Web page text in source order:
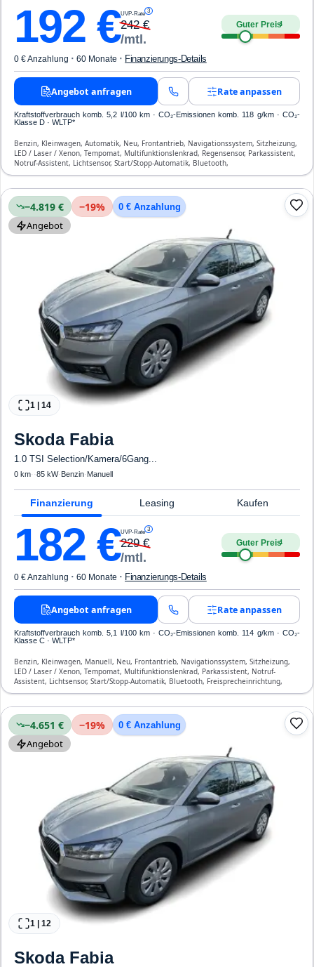
192 €UVP-Rate 3
242€
/mtl.
Guter Preis4
0 € Anzahlung · 60 Monate · Finanzierungs-Details
Angebot anfragen Rate anpassen
Kraftstoffverbrauch komb. 5,2 l/100 km · CO₂-Emissionen komb. 118 g/km · CO₂-
Klasse D · WLTP*
Benzin, Kleinwagen, Automatik, Neu, Frontantrieb, Navigationssystem, Sitzheizung,
LED / Laser / Xenon, Tempomat, Multifunktionslenkrad, Regensensor, Parkassistent,
Notruf-Assistent, Lichtsensor, Start/Stopp-Automatik, Bluetooth,
Freisprecheinrichtung, Verkehrszeichen-Erkennung, ESP, ABS, Klimaanlage, Front-,
−4.819 € −19% 0 € Anzahlung
Angebot
1 14
Skoda Fabia
1.0 TSI Selection/Kamera/6Gang...
0 km· ·85 kW· Benzin· Manuell
Finanzierung Leasing Kaufen
182 €UVP-Rate 3
229€
/mtl.
Guter Preis4
0 € Anzahlung · 60 Monate · Finanzierungs-Details
Angebot anfragen Rate anpassen
Kraftstoffverbrauch komb. 5,1 l/100 km · CO₂-Emissionen komb. 114 g/km · CO₂-
Klasse C · WLTP*
Benzin, Kleinwagen, Manuell, Neu, Frontantrieb, Navigationssystem, Sitzheizung,
LED / Laser / Xenon, Tempomat, Multifunktionslenkrad, Parkassistent, Notruf-
Assistent, Lichtsensor, Start/Stopp-Automatik, Bluetooth, Freisprecheinrichtung,
Verkehrszeichen-Erkennung, ESP, ABS, Klimaanlage, Front-, Seiten- und weitere
−4.651 € −19% 0 € Anzahlung
Angebot
1 12
Skoda Fabia